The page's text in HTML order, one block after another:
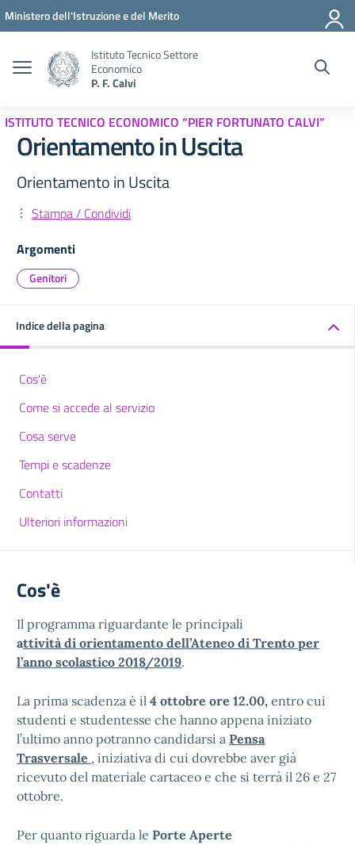
Vai ai contenuti
Vai al menu di navigazione
Vai al footer
Ministero dell'Istruzione e del Merito
Istituto Tecnico Settore
Economico
P. F. Calvi
ISTITUTO TECNICO ECONOMICO “PIER FORTUNATO CALVI”
Orientamento in Uscita
Orientamento in Uscita
Stampa / Condividi
Argomenti
Genitori
Indice della pagina
Cos'è
Come si accede al servizio
Cosa serve
Tempi e scadenze
Contatti
Ulteriori informazioni
Cos'è
Il programma riguardante le principali
attività di orientamento dell’Ateneo di Trento per
l’anno scolastico 2018/2019.
La prima scadenza è il 4 ottobre ore 12.00, entro cui
studenti e studentesse che hanno appena iniziato
l’ultimo anno potranno candidarsi a Pensa
Trasversale , iniziativa di cui dovrebbe aver già
ricevuto del materiale cartaceo e che si terrà il 26 e 27
ottobre.
Per quanto riguarda le Porte Aperte